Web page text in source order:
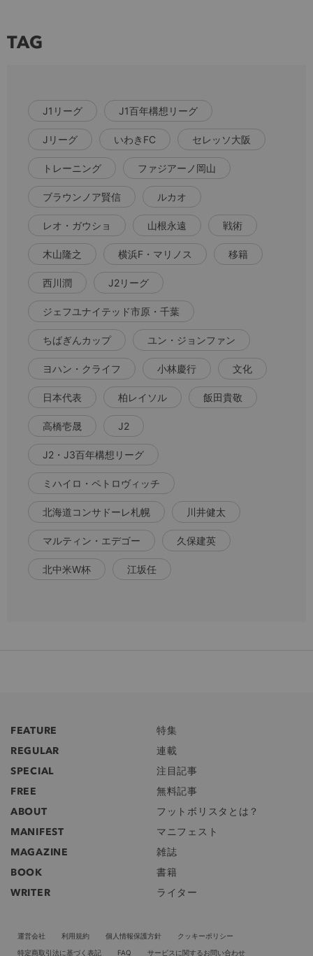
TAG
J1リーグ J1百年構想リーグ
Jリーグ いわきFC セレッソ大阪
トレーニング ファジアーノ岡山
ブラウンノア賢信 ルカオ
レオ・ガウショ 山根永遠 戦術
木山隆之 横浜F・マリノス 移籍
西川潤 J2リーグ
ジェフユナイテッド市原・千葉
ちばぎんカップ ユン・ジョンファン
ヨハン・クライフ 小林慶行 文化
日本代表 柏レイソル 飯田貴敬
高橋壱晟 J2
J2・J3百年構想リーグ
ミハイロ・ペトロヴィッチ
北海道コンサドーレ札幌 川井健太
マルティン・エデゴー 久保建英
北中米W杯 江坂任
FEATURE
特集
REGULAR
連載
SPECIAL
注目記事
FREE
無料記事
ABOUT
フットボリスタとは？
MANIFEST
マニフェスト
MAGAZINE
雑誌
BOOK
書籍
WRITER
ライター
運営会社 利用規約 個人情報保護方針
クッキーポリシー
特定商取引法に基づく表記
FAQ サービスに関するお問い合わせ